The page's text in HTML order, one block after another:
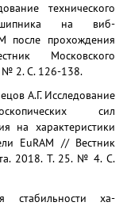
техничес­кого
на виб­
после про­хождения
Мос­ковского
№ 2. С. 126-138.
А.Г. Ис­следование
сил
на харак­теристики
EuRAM // Вестник
2018. Т. 25. № 4. С.
стабильности ха­